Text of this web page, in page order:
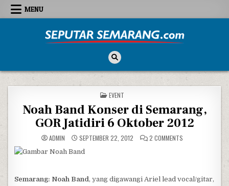
Skip to content
MENU
POSTED IN
EVENT
Noah Band Konser di Semarang,
GOR Jatidiri 6 Oktober 2012
ADMIN SEPTEMBER 22, 2012 2 COMMENTSON NOAH BAND
Semarang: Noah Band, yang digawangi Ariel lead vocal/gitar,